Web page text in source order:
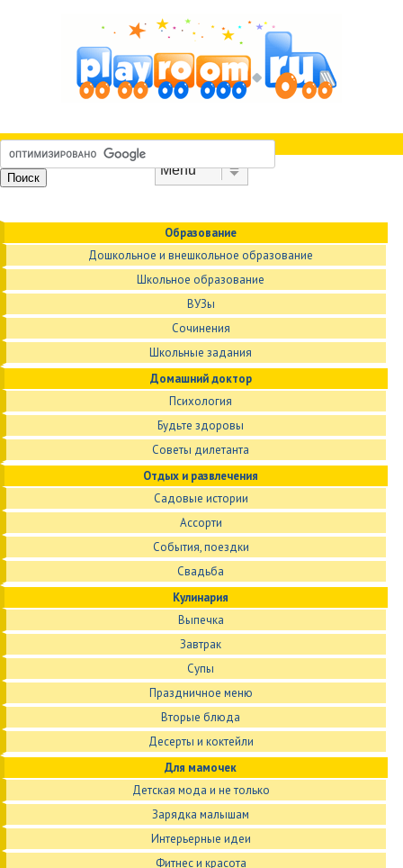
Образование
Дошкольное и внешкольное образование
Школьное образование
ВУЗы
Сочинения
Школьные задания
Домашний доктор
Психология
Будьте здоровы
Советы дилетанта
Отдых и развлечения
Садовые истории
Ассорти
События, поездки
Свадьба
Кулинария
Выпечка
Завтрак
Супы
Праздничное меню
Вторые блюда
Десерты и коктейли
Для мамочек
Детская мода и не только
Зарядка малышам
Интерьерные идеи
Фитнес и красота